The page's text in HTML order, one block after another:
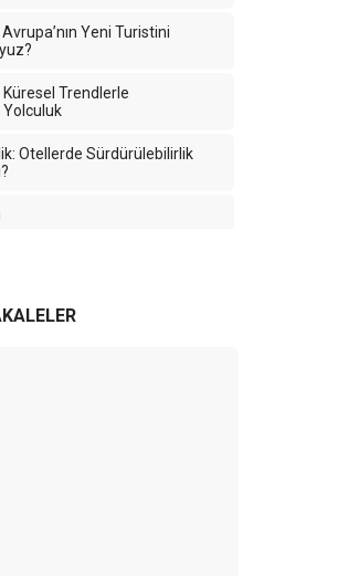
Yeni Turistini
Trendlerle
Otellerde Sürdürülebilirlik
FRIG BAŞLIĞI
Isınma ve İklim Değişikliği